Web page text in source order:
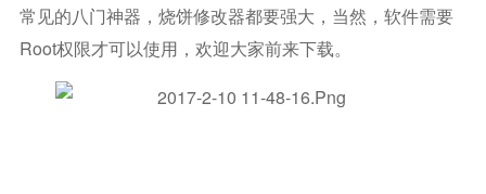
常见的八门神器，烧饼修改器都要强大，当然，软件需要
Root权限才可以使用，欢迎大家前来下载。